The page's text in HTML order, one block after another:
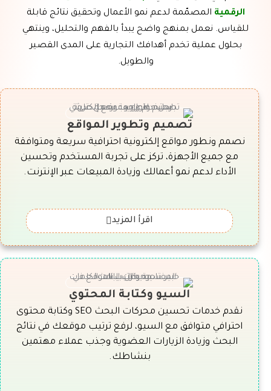
الرقمية المصمّمة لدعم نمو الأعمال وتحقيق نتائج قابلة
للقياس. نعمل بمنهج واضح يبدأ بالفهم والتحليل، وينتهي
بحلول عملية تخدم أهدافك التجارية على المدى القصير
والطويل.
تصميم وتطوير المواقع
نصمم ونطور مواقع إلكترونية احترافية سريعة ومتوافقة
مع جميع الأجهزة، تركز على تجربة المستخدم وتحسين
الأداء لدعم نمو أعمالك وزيادة المبيعات عبر الإنترنت.
اقرأ المزيد
السيو وكتابة المحتوي
نقدم خدمات تحسين محركات البحث SEO وكتابة محتوى
احترافي متوافق مع السيو، لرفع ترتيب موقعك في نتائج
البحث وزيادة الزيارات العضوية وجذب عملاء مهتمين
بنشاطك.